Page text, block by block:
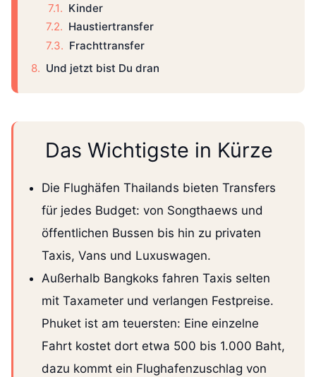
Kinder
Haustiertransfer
Frachttransfer
Und jetzt bist Du dran
Das Wichtigste in Kürze
Die Flughäfen Thailands bieten Transfers
für jedes Budget: von Songthaews und
öffentlichen Bussen bis hin zu privaten
Taxis, Vans und Luxuswagen.
Außerhalb Bangkoks fahren Taxis selten
mit Taxameter und verlangen Festpreise.
Phuket ist am teuersten: Eine einzelne
Fahrt kostet dort etwa 500 bis 1.000 Baht,
dazu kommt ein Flughafenzuschlag von